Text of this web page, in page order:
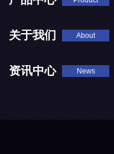
关于我们 About
资讯中心 News